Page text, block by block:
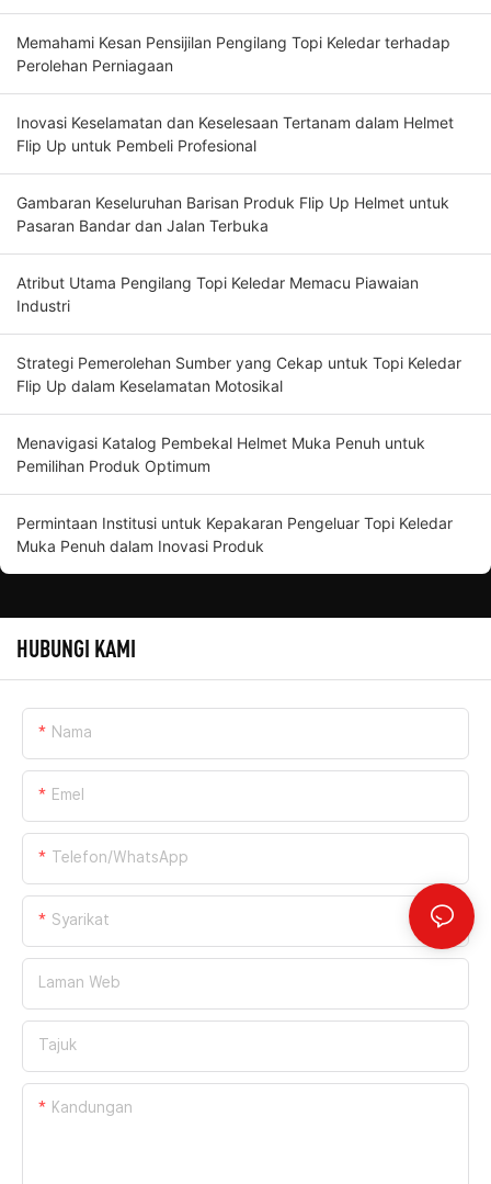
Memahami Kesan Pensijilan Pengilang Topi Keledar terhadap
Perolehan Perniagaan
Inovasi Keselamatan dan Keselesaan Tertanam dalam Helmet
Flip Up untuk Pembeli Profesional
Gambaran Keseluruhan Barisan Produk Flip Up Helmet untuk
Pasaran Bandar dan Jalan Terbuka
Atribut Utama Pengilang Topi Keledar Memacu Piawaian
Industri
Strategi Pemerolehan Sumber yang Cekap untuk Topi Keledar
Flip Up dalam Keselamatan Motosikal
Menavigasi Katalog Pembekal Helmet Muka Penuh untuk
Pemilihan Produk Optimum
Permintaan Institusi untuk Kepakaran Pengeluar Topi Keledar
Muka Penuh dalam Inovasi Produk
HUBUNGI KAMI
Nama
Emel
Telefon/WhatsApp
Syarikat
Laman Web
Tajuk
Kandungan